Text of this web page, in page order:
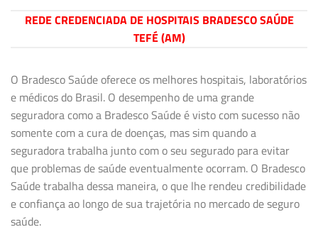
REDE CREDENCIADA DE HOSPITAIS BRADESCO SAÚDE
TEFÉ (AM)
O Bradesco Saúde oferece os melhores hospitais, laboratórios
e médicos do Brasil. O desempenho de uma grande
seguradora como a Bradesco Saúde é visto com sucesso não
somente com a cura de doenças, mas sim quando a
seguradora trabalha junto com o seu segurado para evitar
que problemas de saúde eventualmente ocorram. O Bradesco
Saúde trabalha dessa maneira, o que lhe rendeu credibilidade
e confiança ao longo de sua trajetória no mercado de seguro
saúde.